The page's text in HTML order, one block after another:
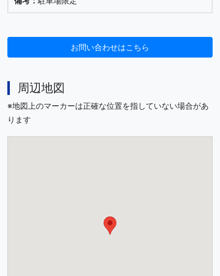
周辺地図
※地図上のマーカーは正確な位置を指していない場合があ
ります